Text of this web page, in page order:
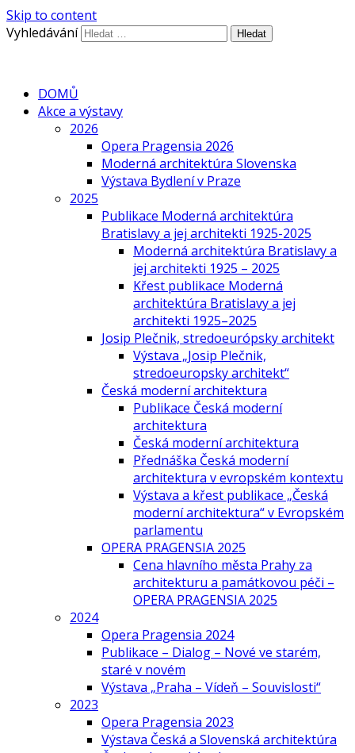
Skip to content
Vyhledávání
DOMŮ
Akce a výstavy
2026
Opera Pragensia 2026
Moderná architektúra Slovenska
Výstava Bydlení v Praze
2025
Publikace Moderná architektúra
Bratislavy a jej architekti 1925-2025
Moderná architektúra Bratislavy a
jej architekti 1925 – 2025
Křest publikace Moderná
architektúra Bratislavy a jej
architekti 1925–2025
Josip Plečnik, stredoeurópsky architekt
Výstava „Josip Plečnik,
stredoeuropsky architekt“
Česká moderní architektura
Publikace Česká moderní
architektura
Česká moderní architektura
Přednáška Česká moderní
architektura v evropském kontextu
Výstava a křest publikace „Česká
moderní architektura“ v Evropském
parlamentu
OPERA PRAGENSIA 2025
Cena hlavního města Prahy za
architekturu a památkovou péči –
OPERA PRAGENSIA 2025
2024
Opera Pragensia 2024
Publikace – Dialog – Nové ve starém,
staré v novém
Výstava „Praha – Vídeň – Souvislosti“
2023
Opera Pragensia 2023
Výstava Česká a Slovenská architektúra